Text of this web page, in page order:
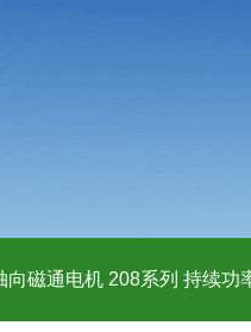
向磁通电机 208系列 持续功